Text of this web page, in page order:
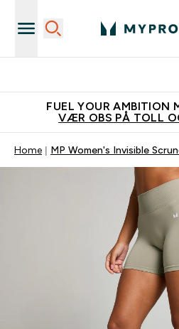
FUEL YOUR AMBITION
VÆR OBS PÅ TOLL
Home MP Women's Invisible